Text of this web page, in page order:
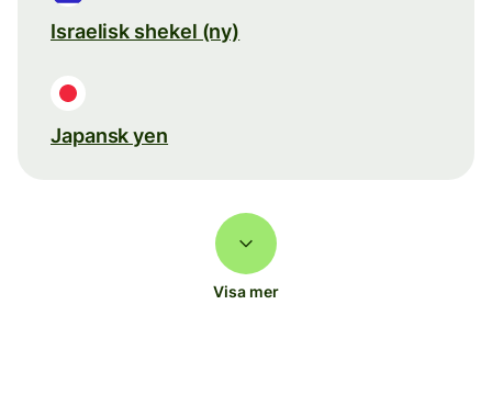
Israelisk shekel (ny)
Japansk yen
Visa mer